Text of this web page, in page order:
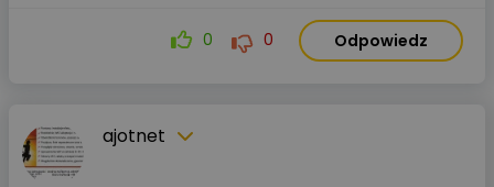
0 0 Odpowiedz
ajotnet